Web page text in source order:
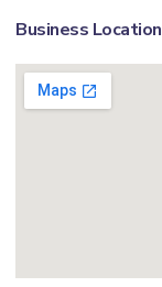
Business Location